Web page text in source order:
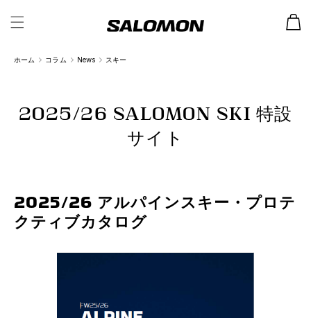
ー
ホーム コラム News スキー
2025/26 SALOMON SKI 特設
サイト
2025/26 アルパインスキー・プロテ
クティブカタログ